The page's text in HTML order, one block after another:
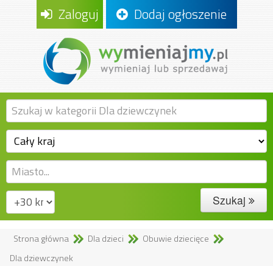
Zaloguj Dodaj ogłoszenie
Szukaj
Strona główna Dla dzieci
Obuwie dziecięce
Dla dziewczynek